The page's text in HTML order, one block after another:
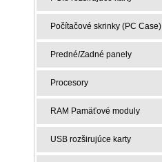
Počítačové skrinky (PC Case)
Predné/Zadné panely
Procesory
RAM Pamäťové moduly
USB rozširujúce karty